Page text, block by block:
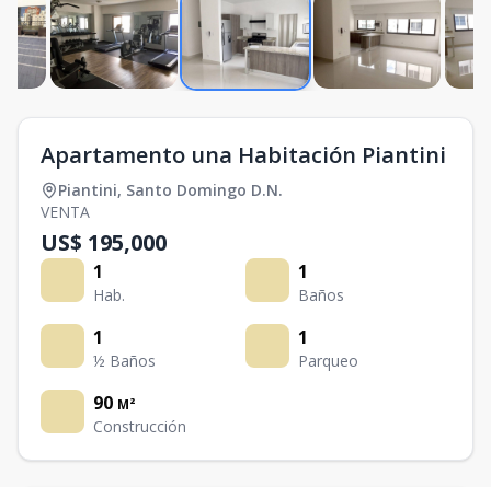
Apartamento una Habitación Piantini
Piantini, Santo Domingo D.N.
VENTA
US$ 195,000
1
Hab.
1
Baños
1
½ Baños
1
Parqueo
90 M²
Construcción